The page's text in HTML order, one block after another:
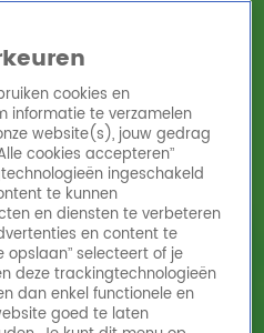
10 zendersHitlijsten
cookies en
informatie te verzamelen
website(s), jouw gedrag
cookies accepteren”
ingeschakeld
te kunnen
en diensten te verbeteren
en content te
opslaan” selecteert of je
deze trackingtechnologieën
dan enkel functionele en
goed te laten